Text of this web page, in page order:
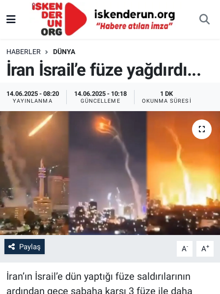
HABERLER DÜNYA
İran İsrail’e füze yağdırdı...
14.06.2025 - 08:20
YAYINLANMA
14.06.2025 - 10:18
GÜNCELLEME
1 DK
OKUNMA SÜRESI
Paylaş A- A+
İran’ın İsrail’e dün yaptığı füze saldırılarının
ardından gece sabaha karşı 3 füze ile daha